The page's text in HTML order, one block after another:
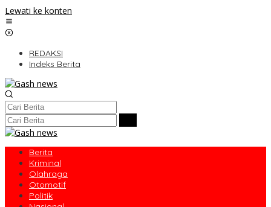
Lewati ke konten
REDAKSI
Indeks Berita
Berita
Kriminal
Olahraga
Otomotif
Politik